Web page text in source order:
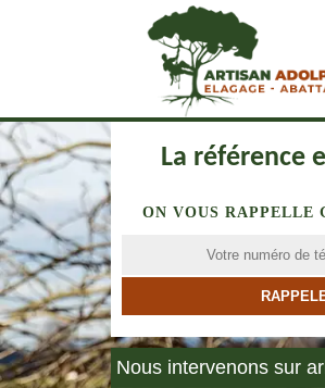
La référence
ON VOUS RAPPELLE
Nous intervenons sur